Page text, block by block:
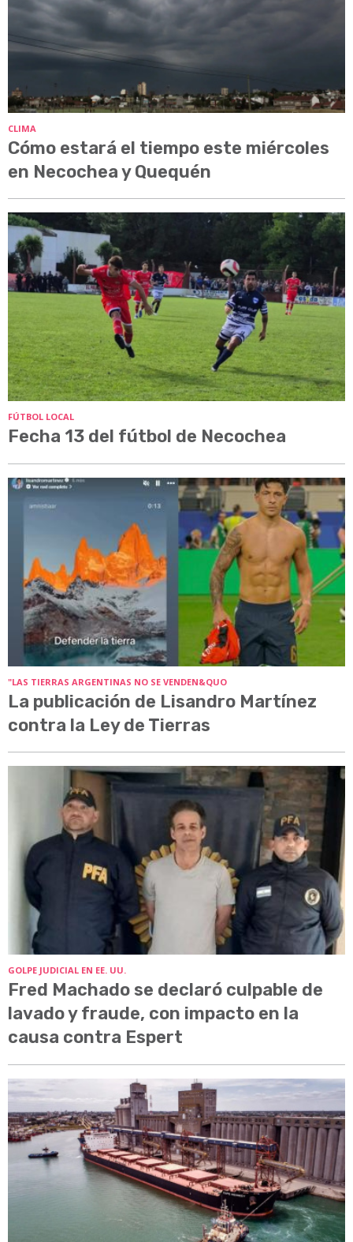
CLIMA
Cómo estará el tiempo este miércoles
en Necochea y Quequén
FÚTBOL LOCAL
Fecha 13 del fútbol de Necochea
"LAS TIERRAS ARGENTINAS NO SE VENDEN&QUO
La publicación de Lisandro Martínez
contra la Ley de Tierras
GOLPE JUDICIAL EN EE. UU.
Fred Machado se declaró culpable de
lavado y fraude, con impacto en la
causa contra Espert